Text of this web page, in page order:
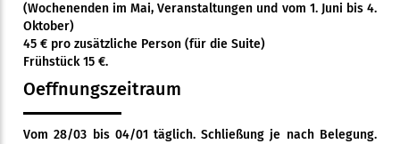
(Wochenenden im Mai, Veranstaltungen und vom 1. Juni bis 4.
Oktober)
45 € pro zusätzliche Person (für die Suite)
Frühstück 15 €.
Oeffnungszeitraum
Vom 28/03 bis 04/01 täglich. Schließung je nach Belegung.